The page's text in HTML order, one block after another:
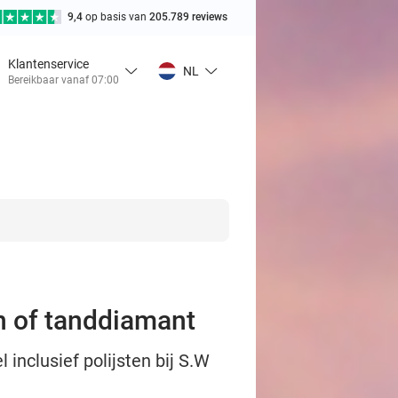
9,4 op basis van 205.789 reviews
Klantenservice
Bereikbaar vanaf 07:00
NL
of tanddiamant
inclusief polijsten bij S.W